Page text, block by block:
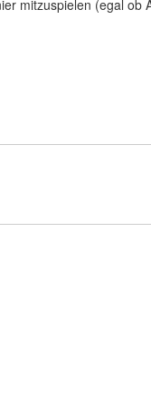
mitzuspielen (egal